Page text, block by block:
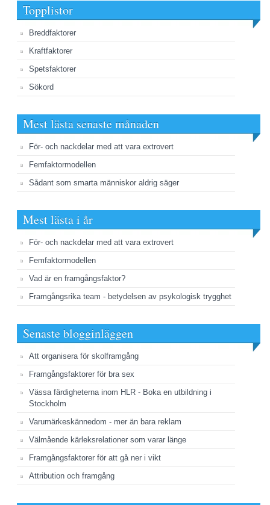
Topplistor
Breddfaktorer
Kraftfaktorer
Spetsfaktorer
Sökord
Mest lästa senaste månaden
För- och nackdelar med att vara extrovert
Femfaktormodellen
Sådant som smarta människor aldrig säger
Mest lästa i år
För- och nackdelar med att vara extrovert
Femfaktormodellen
Vad är en framgångsfaktor?
Framgångsrika team - betydelsen av psykologisk trygghet
Senaste blogginläggen
Att organisera för skolframgång
Framgångsfaktorer för bra sex
Vässa färdigheterna inom HLR - Boka en utbildning i
Stockholm
Varumärkeskännedom - mer än bara reklam
Välmående kärleksrelationer som varar länge
Framgångsfaktorer för att gå ner i vikt
Attribution och framgång